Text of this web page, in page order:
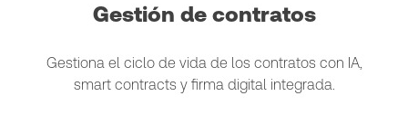
Gestión de contratos
Gestiona el ciclo de vida de los contratos con IA,
smart contracts y firma digital integrada.